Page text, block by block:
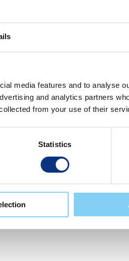
media features and to analyse
and analytics partners
from your use of their
Statistics
voluptas. Iure
Aut officia
quis occaecati